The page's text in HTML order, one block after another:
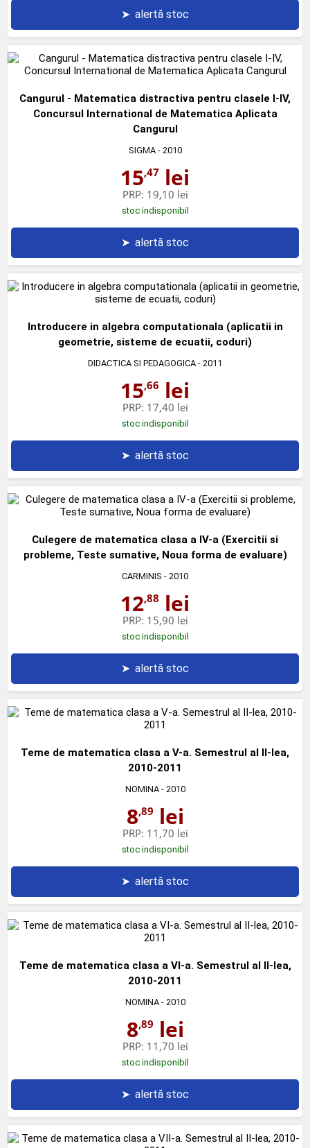
➤ alertă stoc
Cangurul - Matematica distractiva pentru clasele I-IV,
Concursul International de Matematica Aplicata
Cangurul
SIGMA- 2010
15,47 lei
PRP: 19,10 lei
stoc indisponibil
➤ alertă stoc
Introducere in algebra computationala (aplicatii in
geometrie, sisteme de ecuatii, coduri)
DIDACTICA SI PEDAGOGICA - 2011
15,66 lei
PRP: 17,40 lei
stoc indisponibil
➤ alertă stoc
Culegere de matematica clasa a IV-a (Exercitii si
probleme, Teste sumative, Noua forma de evaluare)
CARMINIS - 2010
12,88 lei
PRP: 15,90 lei
stoc indisponibil
➤ alertă stoc
Teme de matematica clasa a V-a. Semestrul al II-lea,
2010-2011
NOMINA- 2010
8,89 lei
PRP: 11,70 lei
stoc indisponibil
➤ alertă stoc
Teme de matematica clasa a VI-a. Semestrul al II-lea,
2010-2011
NOMINA- 2010
8,89 lei
PRP: 11,70 lei
stoc indisponibil
➤ alertă stoc